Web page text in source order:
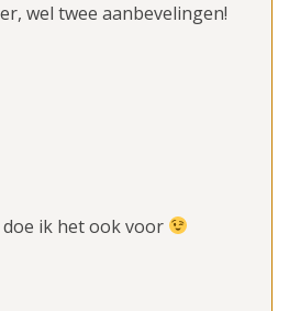
wel twee aanbevelingen!
ik het ook voor